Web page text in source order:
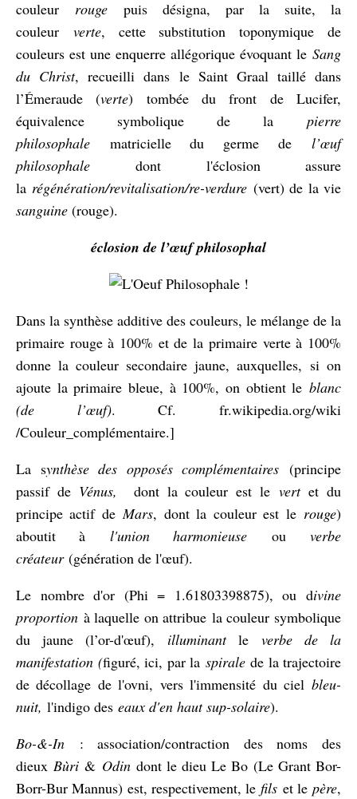
couleur rouge puis désigna, par la suite, la
couleur verte, cette substitution toponymique de
couleurs est une enquerre allégorique évoquant le Sang
du Christ, recueilli dans le Saint Graal taillé dans
l’Émeraude (verte) tombée du front de Lucifer,
équivalence symbolique de la pierre
philosophale matricielle du germe de l’œuf
philosophale dont l'éclosion assure
la régénération/revitalisation/re-verdure (vert) de la vie
sanguine (rouge).
éclosion de l’œuf philosophal
Dans la synthèse additive des couleurs, le mélange de la
primaire rouge à 100% et de la primaire verte à 100%
donne la couleur secondaire jaune, auxquelles, si on
ajoute la primaire bleue, à 100%, on obtient le blanc
(de l’œuf). Cf. fr.wikipedia.org/wiki
/Couleur_complémentaire.]
La synthèse des opposés complémentaires (principe
passif de Vénus, dont la couleur est le vertet du
principe actif deMars, dont la couleur est le rouge)
aboutit à l'union harmonieuse ouverbe
créateur(génération de l'œuf).
Le nombre d'or (Phi = 1.61803398875), ou divine
proportion à laquelle on attribue la couleur symbolique
du jaune (l’or-d'œuf), illuminantleverbe de la
manifestation (figuré, ici, par la spiralede la trajectoire
de décollage de l'ovni, vers l'immensité du ciel bleu-
nuit, l'indigo des eaux d'en haut sup-solaire).
Bo-&-In : association/contraction des noms des
dieuxBùri & Odindont le dieu Le Bo (Le Grant Bor-
Borr-Bur Mannus) est, respectivement, le fils et le père,